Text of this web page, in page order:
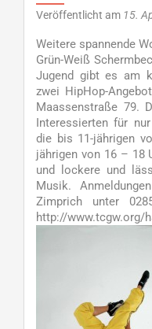
Veröffentlicht am 15.
Weitere spannende
Grün-Weiß
Jugend gibt es am
zwei HipHop-
Maassenstraße 79.
Interessierten für
die bis 11-jährigen
jährigen von 16 – 18
und lockere und
Musik.
Zimprich unter
http://www.tcgw.org/